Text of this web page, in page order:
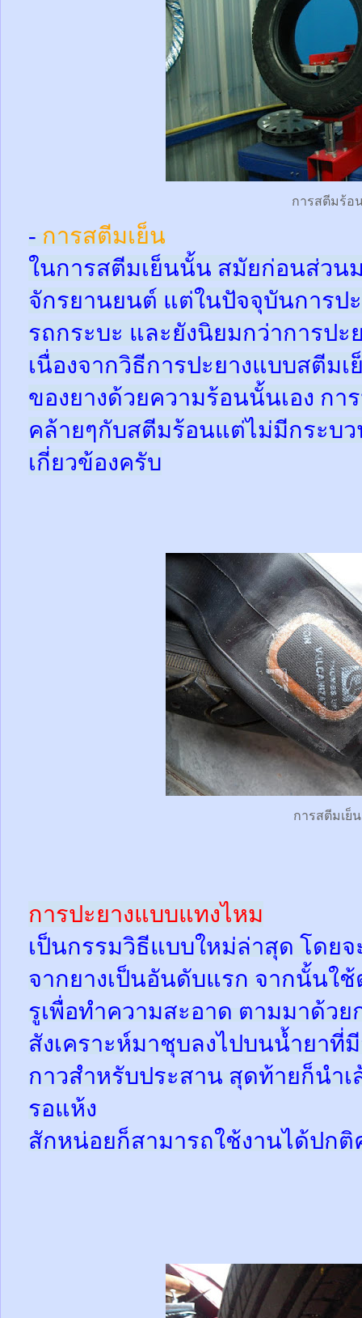
การสตีมร้อ
- การสตีมเย็น
ในการสตีมเย็นนั้น สมัยก่อนส่วน
จักรยานยนต์ แต่ในปัจจุบันการป
รถกระบะ และยังนิยมกว่าการป
เนื่องจากวิธีการปะยางแบบสตีม
ของยางด้วยความร้อนนั้นเอง กา
คล้ายๆกับสตีมร้อนแต่ไม่มีกระบ
เกี่ยวข้องครับ
การสตีมเย็น
การปะยางแบบแทงไหม
เป็นกรรมวิธีแบบใหม่ล่าสุด โดย
จากยางเป็นอันดับแรก จากนั้นใ
รูเพื่อทำความสะอาด ตามมาด้วย
สังเคราะห์มาชุบลงไปบนน้ำยาที่
กาวสำหรับประสาน สุดท้ายก็นำเ
รอแห้ง
สักหน่อยก็สามารถใช้งานได้ปกติ